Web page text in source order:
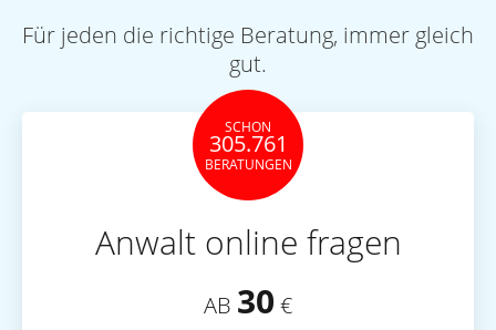
Für jeden die richtige Beratung, immer gleich
gut.
SCHON
305.761
BERATUNGEN
Anwalt online fragen
AB 30 €